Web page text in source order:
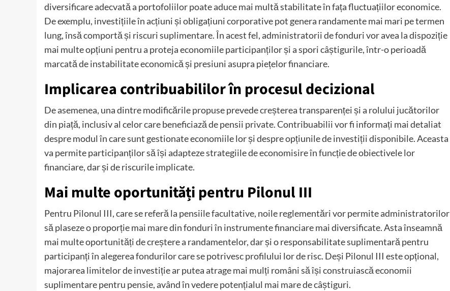
diversificare adecvată a portofoliilor poate aduce mai multă stabilitate în fața fluctuațiilor economice.
De exemplu, investițiile în acțiuni și obligațiuni corporative pot genera randamente mai mari pe termen
lung, însă comportă și riscuri suplimentare. În acest fel, administratorii de fonduri vor avea la dispoziție
mai multe opțiuni pentru a proteja economiile participanților și a spori câștigurile, într-o perioadă
marcată de instabilitate economică și presiuni asupra piețelor financiare.
Implicarea contribuabililor în procesul decizional
De asemenea, una dintre modificările propuse prevede creșterea transparenței și a rolului jucătorilor
din piață, inclusiv al celor care beneficiază de pensii private. Contribuabilii vor fi informați mai detaliat
despre modul în care sunt gestionate economiile lor și despre opțiunile de investiții disponibile. Aceasta
va permite participanților să își adapteze strategiile de economisire în funcție de obiectivele lor
financiare, dar și de riscurile implicate.
Mai multe oportunități pentru Pilonul III
Pentru Pilonul III, care se referă la pensiile facultative, noile reglementări vor permite administratorilor
să plaseze o proporție mai mare din fonduri în instrumente financiare mai diversificate. Asta înseamnă
mai multe oportunități de creștere a randamentelor, dar și o responsabilitate suplimentară pentru
participanți în alegerea fondurilor care se potrivesc profilului lor de risc. Deși Pilonul III este opțional,
majorarea limitelor de investiție ar putea atrage mai mulți români să își construiască economii
suplimentare pentru pensie, având în vedere potențialul mai mare de câștiguri.